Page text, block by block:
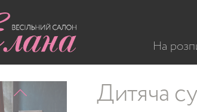
Дитяча
На